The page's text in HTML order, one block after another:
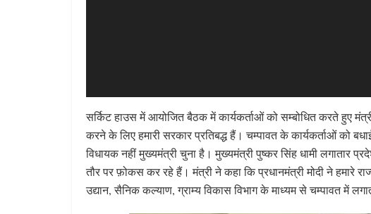
सर्किट हाउस में आयोजित बैठक में कार्यकर्ताओं को सम्बोधित करते हुए
करने के लिए हमारी सरकार प्रतिबद्ध हैं। चम्पावत के कार्यकर्ताओं को
विधायक नहीं मुख्यमंत्री चुना है। मुख्यमंत्री पुष्कर सिंह धामी लगातार
तौर पर फ़ोकस कर रहे हैं। मंत्री ने कहा कि प्रधानमंत्री मोदी ने हमारे
उद्यान, सैनिक कल्याण, ग्राम्य विकास विभाग के माध्यम से चम्पावत में